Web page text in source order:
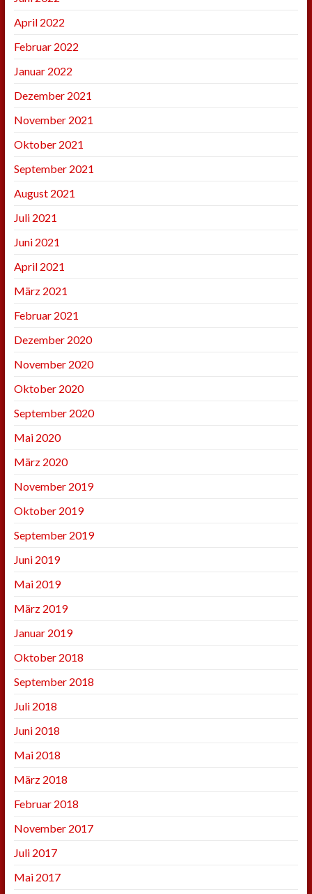
April 2022
Februar 2022
Januar 2022
Dezember 2021
November 2021
Oktober 2021
September 2021
August 2021
Juli 2021
Juni 2021
April 2021
März 2021
Februar 2021
Dezember 2020
November 2020
Oktober 2020
September 2020
Mai 2020
März 2020
November 2019
Oktober 2019
September 2019
Juni 2019
Mai 2019
März 2019
Januar 2019
Oktober 2018
September 2018
Juli 2018
Juni 2018
Mai 2018
März 2018
Februar 2018
November 2017
Juli 2017
Mai 2017